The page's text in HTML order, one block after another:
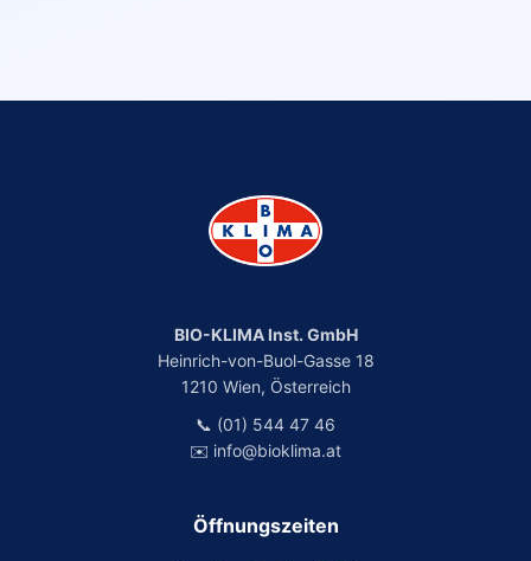
BIO-KLIMA Inst. GmbH
Heinrich-von-Buol-Gasse 18
1210 Wien, Österreich
📞 (01) 544 47 46
✉️ info@bioklima.at
Öffnungszeiten